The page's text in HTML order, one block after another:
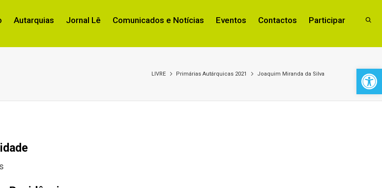
Autarquias Jornal Lê Comunicados e Notícias Eventos Contactos Participar
LIVRE Primárias Autárquicas 2021 Joaquim Miranda da Silva